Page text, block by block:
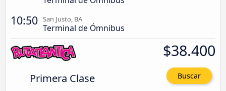
10:50 San Justo, BA
Terminal de Ómnibus
Primera Clase
$38.400
Buscar